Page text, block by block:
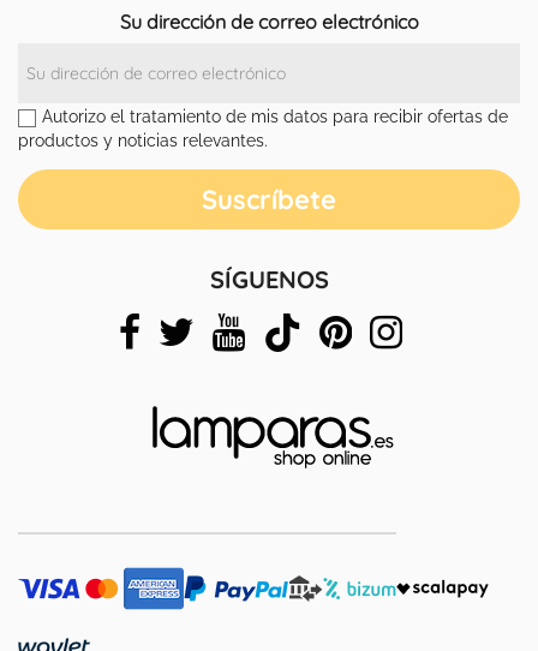
Su dirección de correo electrónico
Autorizo el tratamiento de mis datos para recibir ofertas de
productos y noticias relevantes.
SÍGUENOS